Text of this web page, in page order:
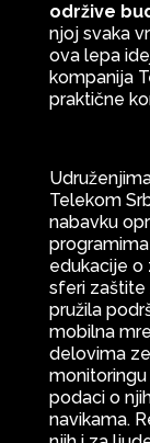
održive
njoj svaka
ova lepa
kompanija
praktične
Telekom
nabavku
edukacije o
sferi zaštite
pružila
mobilna
delovima
monitoringu
podaci o
navikama.